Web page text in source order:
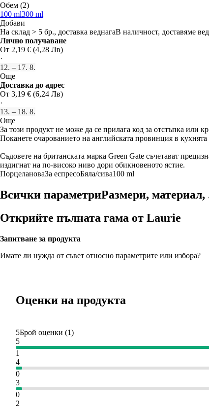
Обем (2)
100 ml300 ml
Добави
На склад > 5 бр., доставка веднагаВ наличност, доставяме
Лично получаване
От 2,19 € (4,28 Лв)
·
12. – 17. 8.
Още
Доставка до адрес
От 3,19 € (6,24 Лв)
·
13. – 18. 8.
Още
За този продукт не може да се прилага код за отстъпка или
Поканете очарованието на английската провинция в кухнята
Съдовете на британската марка Green Gate съчетават
издигнат на по-високо ниво дори обикновеното ястие.
ПорцелановаЗа еспресоБяла/сива100 ml
Всички параметриРазмери, материал,
Открийте пълната гама от Laurie
Запитване за продукта
Имате ли нужда от съвет относно параметрите или избора?
Оценки на продукта
5Брой оценки (1)
5
1
4
0
3
0
2